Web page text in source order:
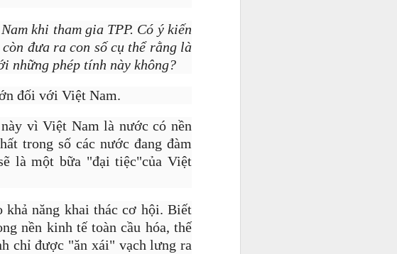
khi tham gia TPP. Có ý kiến
đưa ra con số cụ thể rằng là
những phép tính này không?
đối với Việt Nam.
vì Việt Nam là nước có nền
trong số các nước đang đàm
là một bữa "đại tiệc"của Việt
năng khai thác cơ hội. Biết
nền kinh tế toàn cầu hóa, thế
chỉ được "ăn xái" vạch lưng ra